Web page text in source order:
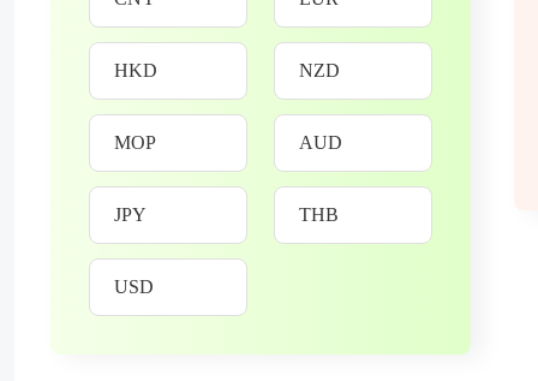
HKD
MOP
JPY
USD
NZD
AUD
THB